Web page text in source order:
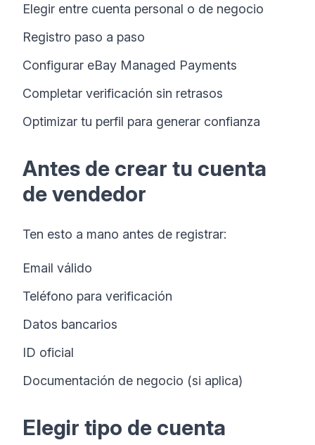
Elegir entre cuenta personal o de negocio
Registro paso a paso
Configurar eBay Managed Payments
Completar verificación sin retrasos
Optimizar tu perfil para generar confianza
Antes de crear tu cuenta
de vendedor
Ten esto a mano antes de registrar:
Email válido
Teléfono para verificación
Datos bancarios
ID oficial
Documentación de negocio (si aplica)
Elegir tipo de cuenta